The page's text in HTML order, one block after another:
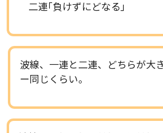
二連｢負けずにどなる｣
波線、一連と二連、どちらが大
ー同じくらい。